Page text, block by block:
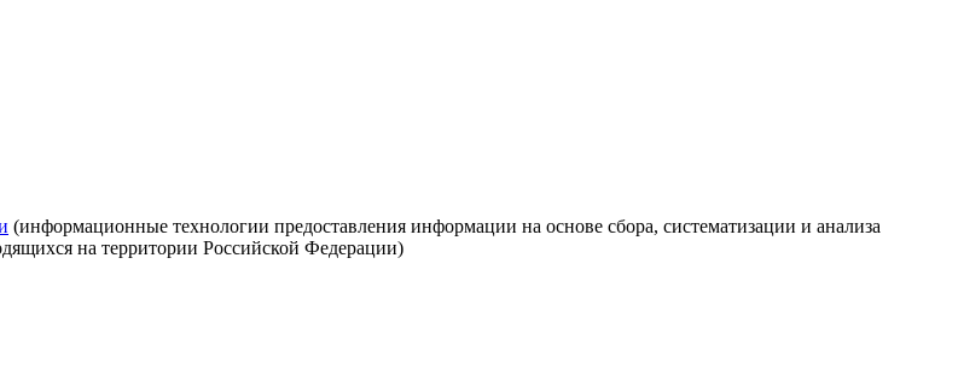
(информационные технологии предоставления информации на основе сбора, систематизации и анализа
на территории Российской Федерации)